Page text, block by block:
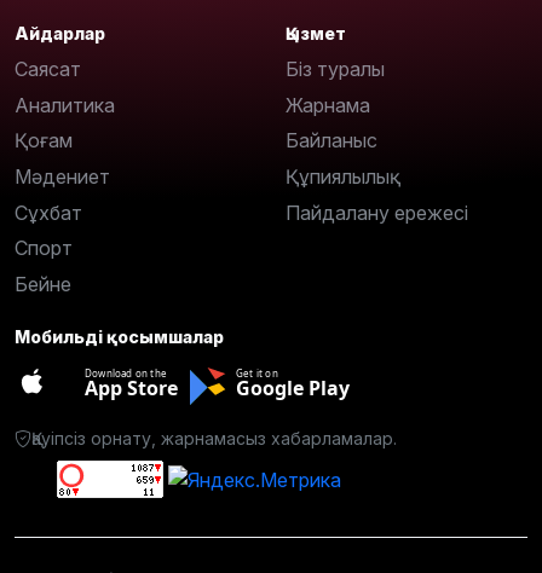
Айдарлар
Саясат
Аналитика
Қоғам
Мәдениет
Сұхбат
Спорт
Бейне
Қызмет
Біз туралы
Жарнама
Байланыс
Құпиялылық
Пайдалану ережесі
Мобильді қосымшалар
Download on the
App Store
Get it on
Google Play
Қауіпсіз орнату, жарнамасыз хабарламалар.